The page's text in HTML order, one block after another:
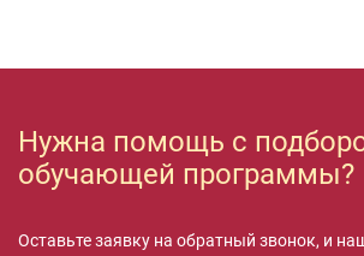
Нужна помощь с
обучающей программы?
Оставьте заявку на обратный звонок, и